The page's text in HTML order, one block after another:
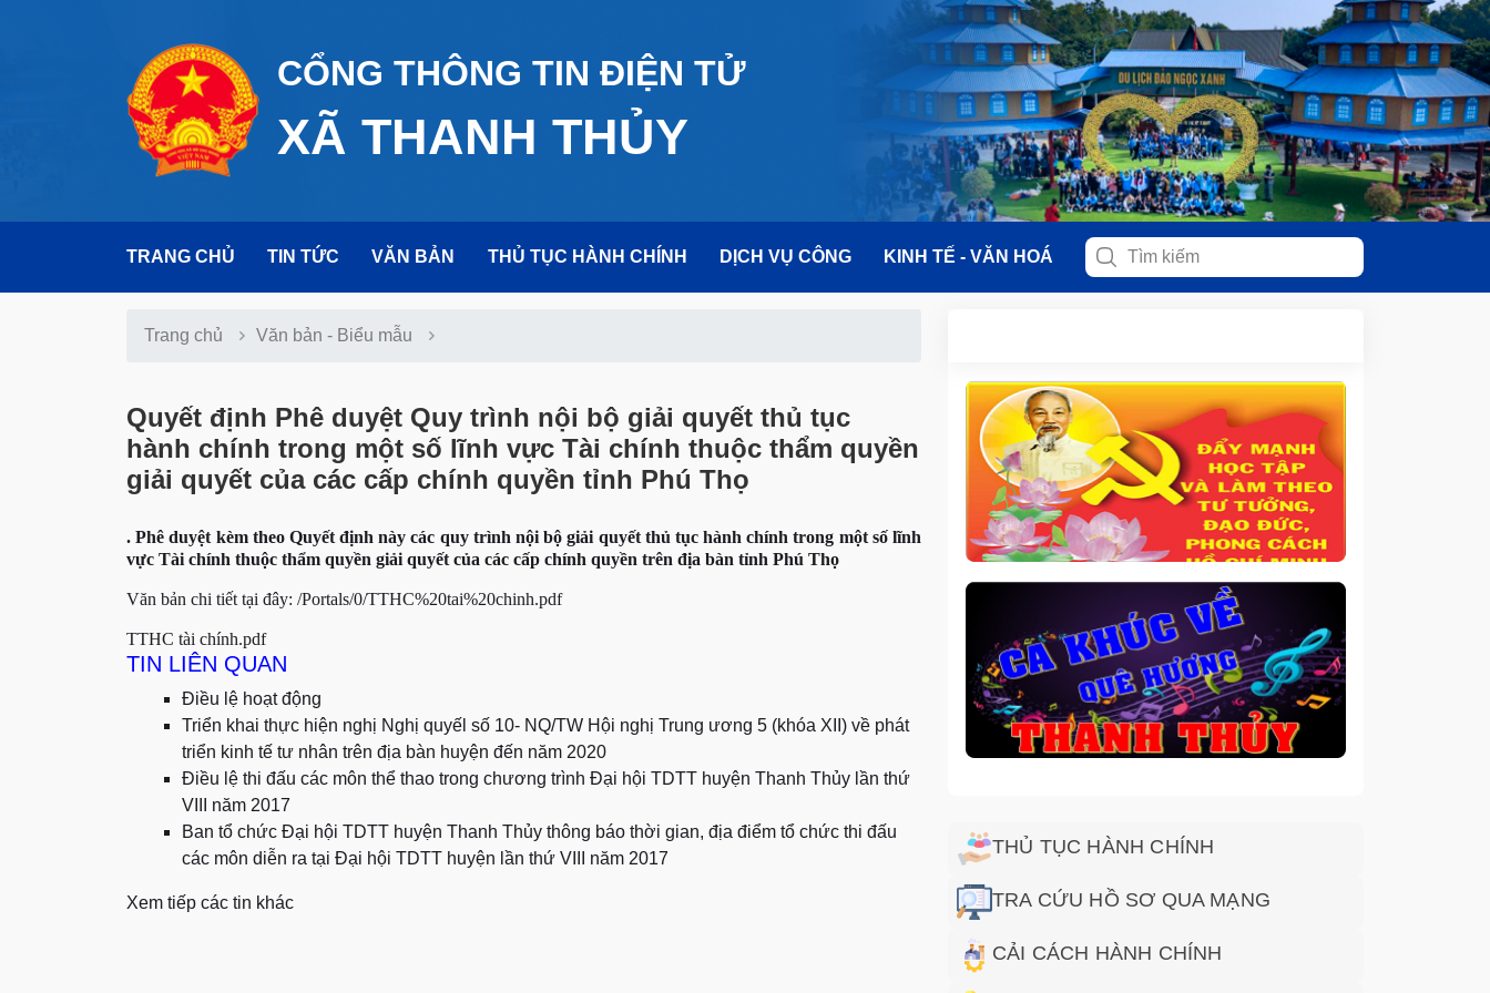
CỔNG THÔNG TIN ĐIỆN TỬ
XÃ THANH THỦY
TRANG CHỦ TIN TỨC VĂN BẢN THỦ TỤC HÀNH CHÍNH DỊCH VỤ CÔNG KINH TẾ - VĂN HOÁ
Trang chủ Văn bản - Biểu mẫu
Quyết định Phê duyệt Quy trình nội bộ giải quyết thủ tục
hành chính trong một số lĩnh vực Tài chính thuộc thẩm quyền
giải quyết của các cấp chính quyền tỉnh Phú Thọ
. Phê duyệt kèm theo Quyết định này các quy trình nội bộ giải quyết thủ tục hành chính trong một số lĩnh
vực Tài chính thuộc thẩm quyền giải quyết của các cấp chính quyền trên địa bàn tỉnh Phú Thọ
Văn bản chi tiết tại đây: /Portals/0/TTHC%20tai%20chinh.pdf
TTHC tài chính.pdf
TIN LIÊN QUAN
Điều lệ hoạt động
Triển khai thực hiện nghị Nghị quyếl số 10- NQ/TW Hội nghị Trung ương 5 (khóa XII) về phát
triển kinh tế tư nhân trên địa bàn huyện đến năm 2020
Điều lệ thi đấu các môn thể thao trong chương trình Đại hội TDTT huyện Thanh Thủy lần thứ
VIII năm 2017
Ban tổ chức Đại hội TDTT huyện Thanh Thủy thông báo thời gian, địa điểm tổ chức thi đấu
các môn diễn ra tại Đại hội TDTT huyện lần thứ VIII năm 2017
Xem tiếp các tin khác
THỦ TỤC HÀNH CHÍNH
TRA CỨU HỒ SƠ QUA MẠNG
CẢI CÁCH HÀNH CHÍNH